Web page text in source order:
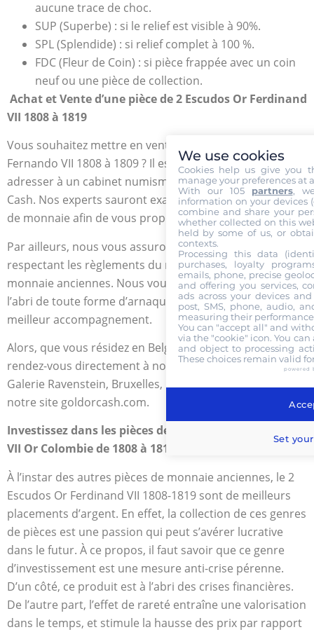
aucune trace de choc.
SUP (Superbe) : si le relief est visible à 90%.
SPL (Splendide) : si relief complet à 100 %.
FDC (Fleur de Coin) : si pièce frappée avec un coin
neuf ou une pièce de collection.
Achat et Vente d’une pièce de 2 Escudos Or Ferdinand
VII 1808 à 1819
Vous souhaitez mettre en vente votre 2 Escudos en Or
Fernando VII 1808 à 1809 ? Il est recommandé de vous
adresser à un cabinet numismatique comme la Gold Or
Cash. Nos experts sauront examiner en détail vos pièces
de monnaie afin de vous proposer un meilleur prix.
Par ailleurs, nous vous assurons des transactions
respectant les règlements du marché des pièces de
monnaie anciennes. Nous vous mettons également à
l’abri de toute forme d’arnaque tout en vous offrant un
meilleur accompagnement.
Alors, que vous résidez en Belgique ou en France,
rendez-vous directement à notre boutique située
Galerie Ravenstein, Bruxelles, Belgique ou bien consultez
notre site goldorcash.com.
Investissez dans les pièces de 2 Escudos Ferdinand
VII Or Colombie de 1808 à 1819
À l’instar des autres pièces de monnaie anciennes, le 2
Escudos Or Ferdinand VII 1808-1819 sont de meilleurs
placements d’argent. En effet, la collection de ces genres
de pièces est une passion qui peut s’avérer lucrative
dans le futur. À ce propos, il faut savoir que ce genre
d’investissement est une mesure anti-crise pérenne.
D’un côté, ce produit est à l’abri des crises financières.
De l’autre part, l’effet de rareté entraîne une valorisation
dans le temps, et stimule la hausse des prix par rapport
We use cookies
Cookies help us give you
manage your preferences at
With our 105 partners,
information on your devices
combine and share your
whether collected on this
held by some of us, or
contexts.
Processing this data
purchases, loyalty
emails, phone, precise
and offering you services,
ads across your devices
post, SMS, phone, audio,
measuring their
You can "accept all" and
via the "cookie" icon. You
and object to processing
These choices remain valid
powered
Set